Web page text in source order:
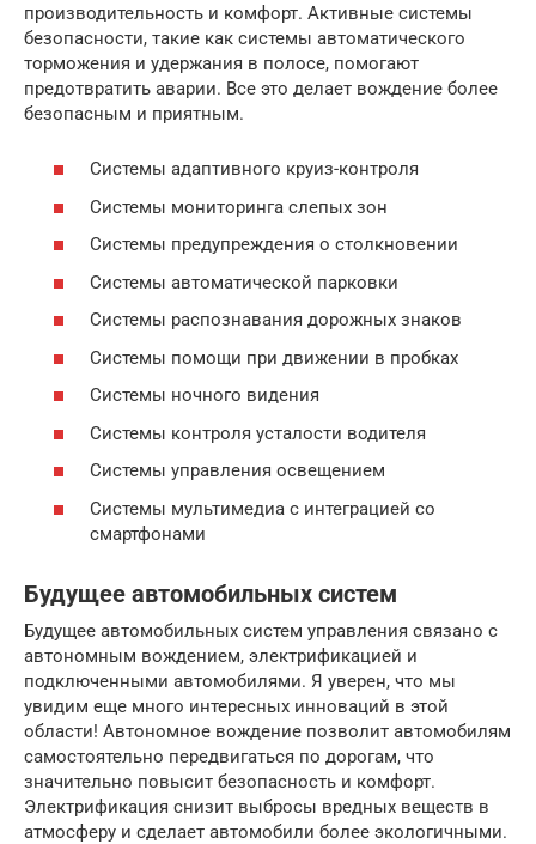
производительность и комфорт. Активные системы
безопасности, такие как системы автоматического
торможения и удержания в полосе, помогают
предотвратить аварии. Все это делает вождение более
безопасным и приятным.
Системы адаптивного круиз-контроля
Системы мониторинга слепых зон
Системы предупреждения о столкновении
Системы автоматической парковки
Системы распознавания дорожных знаков
Системы помощи при движении в пробках
Системы ночного видения
Системы контроля усталости водителя
Системы управления освещением
Системы мультимедиа с интеграцией со
смартфонами
Будущее автомобильных систем
Будущее автомобильных систем управления связано с
автономным вождением, электрификацией и
подключенными автомобилями. Я уверен, что мы
увидим еще много интересных инноваций в этой
области! Автономное вождение позволит автомобилям
самостоятельно передвигаться по дорогам, что
значительно повысит безопасность и комфорт.
Электрификация снизит выбросы вредных веществ в
атмосферу и сделает автомобили более экологичными.